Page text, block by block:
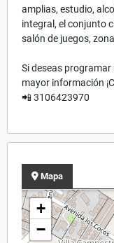
amplias, estudio,
integral, el conjunto
salón de juegos,
Si deseas
mayor información
📲 3106423970
Mapa
+
−